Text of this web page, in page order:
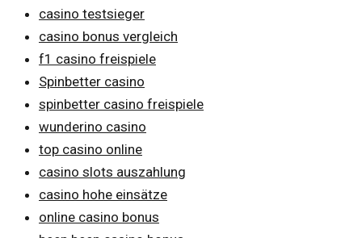
casino testsieger
casino bonus vergleich
f1 casino freispiele
Spinbetter casino
spinbetter casino freispiele
wunderino casino
top casino online
casino slots auszahlung
casino hohe einsätze
online casino bonus